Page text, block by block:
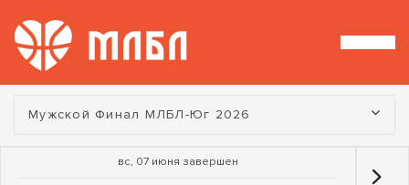
Турнир:
Мужской Финал МЛБЛ-Юг 2026
вс, 07 июня завершен